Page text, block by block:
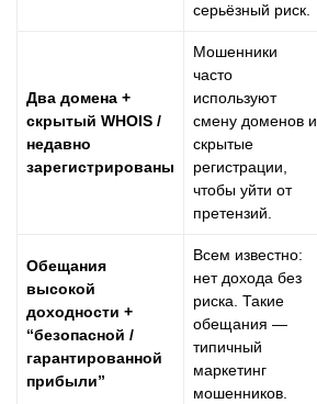
серьёзный риск.
Два домена +
скрытый WHOIS /
недавно
зарегистрированы
Мошенники
часто
используют
смену доменов и
скрытые
регистрации,
чтобы уйти от
претензий.
Обещания
высокой
доходности +
“безопасной /
гарантированной
прибыли”
Всем известно:
нет дохода без
риска. Такие
обещания —
типичный
маркетинг
мошенников.